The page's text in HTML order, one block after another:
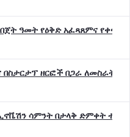
ዓመት የዕቅድ አፈጻጸምና
ዘርፎች በጋራ ለመስራት
ኢኖቬሽን ሳምንት በታላቅ ድምቀት